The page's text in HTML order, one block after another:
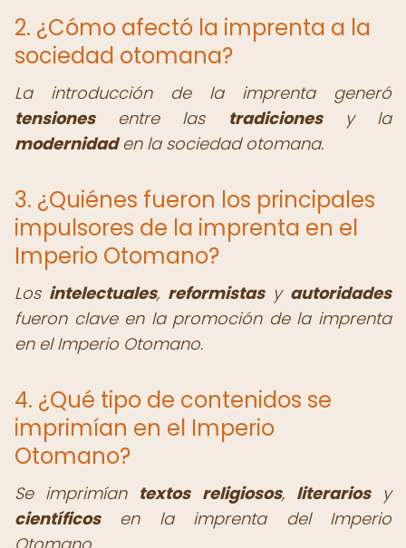
2. ¿Cómo afectó la imprenta a la
sociedad otomana?
La introducción de la imprenta generó
tensionesentre las tradicionesy la
modernidaden la sociedad otomana.
3. ¿Quiénes fueron los principales
impulsores de la imprenta en el
Imperio Otomano?
Los intelectuales, reformistasy autoridades
fueron clave en la promoción de la imprenta
en el Imperio Otomano.
4. ¿Qué tipo de contenidos se
imprimían en el Imperio
Otomano?
Se imprimían textos religiosos, literariosy
científicosen la imprenta del Imperio